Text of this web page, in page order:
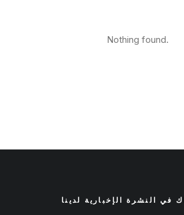
Nothing found.
في النشرة الإخبارية لدينا